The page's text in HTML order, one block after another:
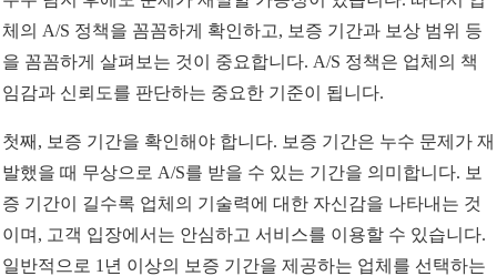
체의 A/S 정책을 꼼꼼하게 확인하고, 보증 기간과 보상 범위 등
을 꼼꼼하게 살펴보는 것이 중요합니다. A/S 정책은 업체의 책
임감과 신뢰도를 판단하는 중요한 기준이 됩니다.
첫째, 보증 기간을 확인해야 합니다. 보증 기간은 누수 문제가 재
발했을 때 무상으로 A/S를 받을 수 있는 기간을 의미합니다. 보
증 기간이 길수록 업체의 기술력에 대한 자신감을 나타내는 것
이며, 고객 입장에서는 안심하고 서비스를 이용할 수 있습니다.
일반적으로 1년 이상의 보증 기간을 제공하는 업체를 선택하는